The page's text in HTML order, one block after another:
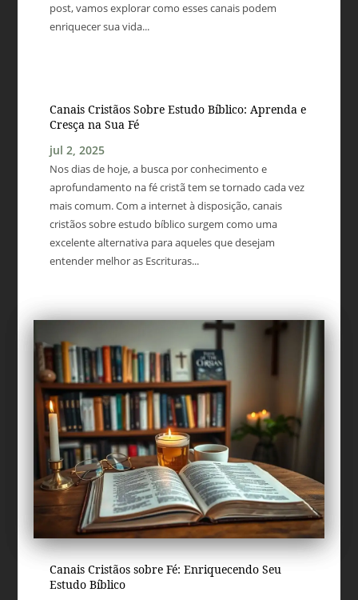
post, vamos explorar como esses canais podem
enriquecer sua vida...
Canais Cristãos Sobre Estudo Bíblico: Aprenda e
Cresça na Sua Fé
jul 2, 2025
Nos dias de hoje, a busca por conhecimento e
aprofundamento na fé cristã tem se tornado cada vez
mais comum. Com a internet à disposição, canais
cristãos sobre estudo bíblico surgem como uma
excelente alternativa para aqueles que desejam
entender melhor as Escrituras...
Canais Cristãos sobre Fé: Enriquecendo Seu
Estudo Bíblico